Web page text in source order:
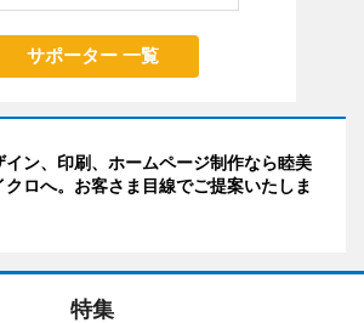
サポーター 一覧
イン、印刷、ホームページ制作なら睦美
クロへ。お客さま目線でご提案いたしま
特集